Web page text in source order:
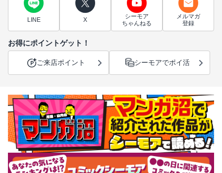
LINE X
シーモア
ちゃんねる
メルマガ
登録
お得にポイントゲット！
ご来店ポイント シーモアでポイ活